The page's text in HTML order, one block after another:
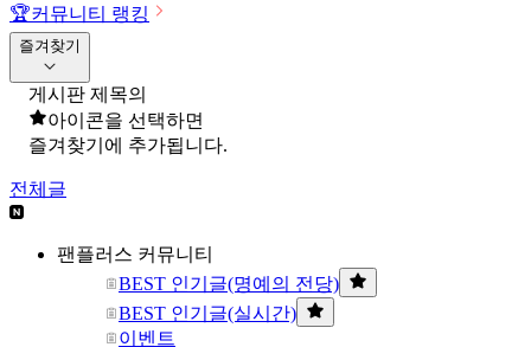
🏆커뮤니티 랭킹
즐겨찾기
게시판 제목의
아이콘을 선택하면
즐겨찾기에 추가됩니다.
전체글
팬플러스 커뮤니티
BEST 인기글(명예의 전당)
BEST 인기글(실시간)
이벤트